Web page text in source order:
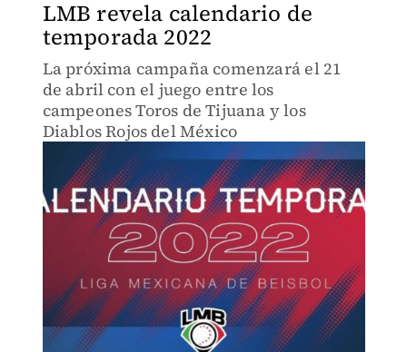
LMB revela calendario de
temporada 2022
La próxima campaña comenzará el 21
de abril con el juego entre los
campeones Toros de Tijuana y los
Diablos Rojos del México